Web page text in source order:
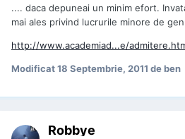
.... daca depuneai un minim efort.
mai ales privind lucrurile minore de
http://www.academiad...e/
Modificat18 Septembrie, 2011 de ben
Robbye